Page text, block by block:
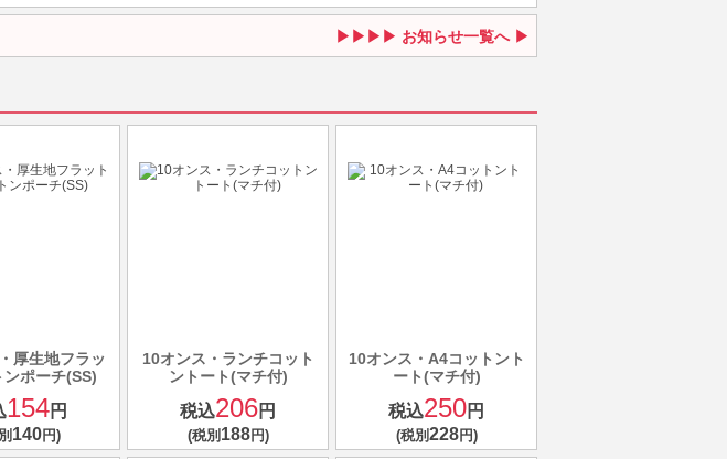
お知らせ一覧へ
厚生地フラッ
ンポーチ(SS)
154円
140円)
10オンス・ランチコット
ントート(マチ付)
税込206円
(税別188円)
10オンス・A4コットント
ート(マチ付)
税込250円
(税別228円)